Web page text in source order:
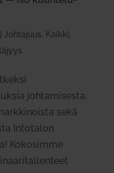
Johtajuus, Kaikki,
johtamisesta,
sekä
Intotalon
Kokosimme